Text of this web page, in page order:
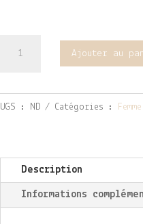
Ajouter au
UGS : ND Catégories : Femme
Description
Informations